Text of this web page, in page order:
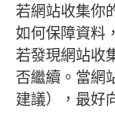
若網站收集你
如何保障資料
若發現網站收
否繼續。當網
建議），最好